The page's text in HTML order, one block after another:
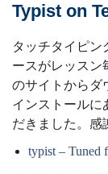
Typist on
タッチタイピン
ースがレッスン
のサイトからダ
インストールに
だきました。感
typist – Tuned